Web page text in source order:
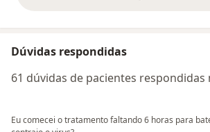
Dúvidas respondidas
61 dúvidas de pacientes respondidas
Eu comecei o tratamento faltando 6 horas para